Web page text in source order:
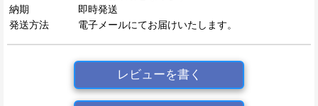
納期
即時発送
発送方法
電子メールにてお届けいたします。
レビューを書く